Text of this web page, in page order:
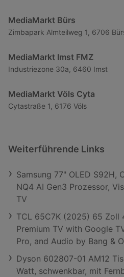
MediaMarkt Bürs
Zimbapark Almteilweg 1, 6706
MediaMarkt Imst FMZ
Industriezone 30a, 6460 Imst
MediaMarkt Völs Cyta
Cytastraße 1, 6176 Völs
Weiterführende Links
Samsung 77" OLED S92H,
NQ4 AI Gen3 Prozessor,
TV
TCL 65C7K (2025) 65 Zoll
Premium TV with Google
Pro, and Audio by Bang &
Dyson 602807-01 AM12
Watt, schwenkbar, mit